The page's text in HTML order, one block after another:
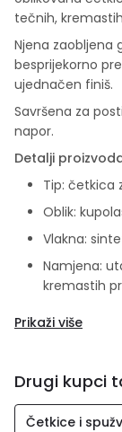
tečnih,
Njena zaobljena
besprijekorno
ujednačen finiš.
Savršena za
napor.
Detalji
Tip: četkica
Oblik:
Vlakna:
Namjena:
kremastih
Prikaži više
Drugi kupci
Četkice i